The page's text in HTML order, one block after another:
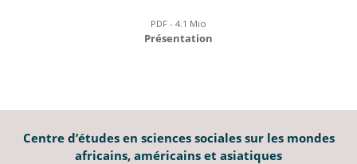
PDF - 4.1 Mio
Présentation
Centre d’études en sciences sociales sur les mondes
africains, américains et asiatiques